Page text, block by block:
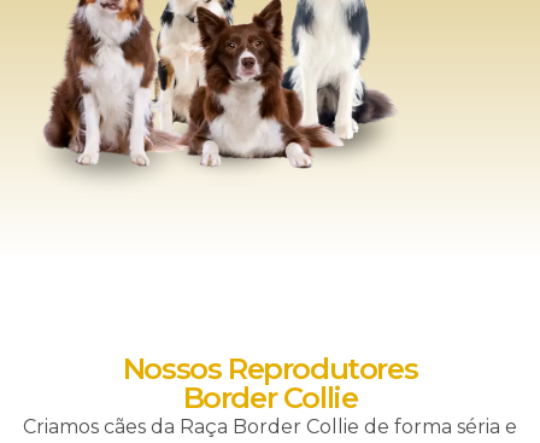
Nossos Reprodutores
Border Collie
Criamos cães da Raça Border Collie de forma séria e